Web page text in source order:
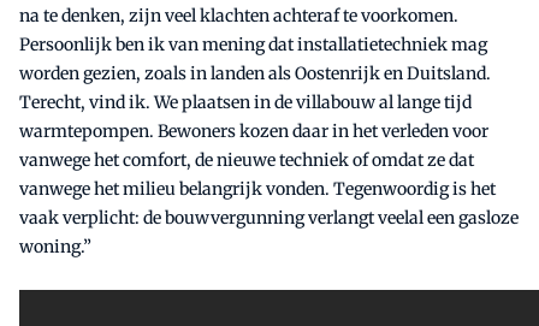
na te denken, zijn veel klachten achteraf te voorkomen.
Persoonlijk ben ik van mening dat installatietechniek mag
worden gezien, zoals in landen als Oostenrijk en Duitsland.
Terecht, vind ik. We plaatsen in de villabouw al lange tijd
warmtepompen. Bewoners kozen daar in het verleden voor
vanwege het comfort, de nieuwe techniek of omdat ze dat
vanwege het milieu belangrijk vonden. Tegenwoordig is het
vaak verplicht: de bouwvergunning verlangt veelal een gasloze
woning.”